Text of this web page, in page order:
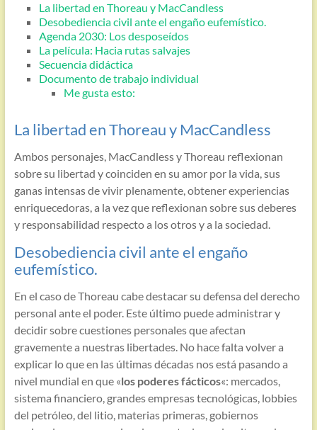
La libertad en Thoreau y MacCandless
Desobediencia civil ante el engaño eufemístico.
Agenda 2030: Los desposeídos
La película: Hacia rutas salvajes
Secuencia didáctica
Documento de trabajo individual
Me gusta esto:
La libertad en Thoreau y MacCandless
Ambos personajes, MacCandless y Thoreau reflexionan
sobre su libertad y coinciden en su amor por la vida, sus
ganas intensas de vivir plenamente, obtener experiencias
enriquecedoras, a la vez que reflexionan sobre sus deberes
y responsabilidad respecto a los otros y a la sociedad.
Desobediencia civil ante el engaño
eufemístico.
En el caso de Thoreau cabe destacar su defensa del derecho
personal ante el poder. Este último puede administrar y
decidir sobre cuestiones personales que afectan
gravemente a nuestras libertades. No hace falta volver a
explicar lo que en las últimas décadas nos está pasando a
nivel mundial en que «los poderes fácticos«: mercados,
sistema financiero, grandes empresas tecnológicas, lobbies
del petróleo, del litio, materias primeras, gobiernos